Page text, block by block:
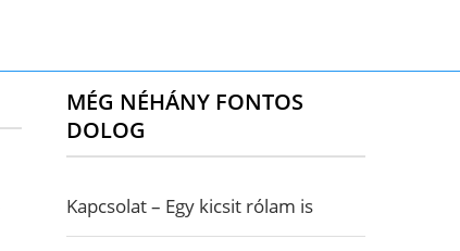
MÉG NÉHÁNY FONTOS
DOLOG
Kapcsolat – Egy kicsit rólam is